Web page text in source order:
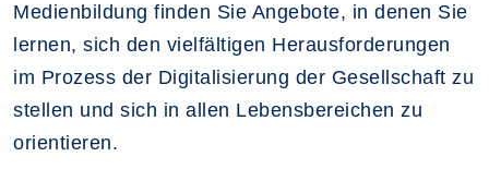
Medienbildung finden Sie Angebote, in denen Sie
lernen, sich den vielfältigen Herausforderungen
im Prozess der Digitalisierung der Gesellschaft zu
stellen und sich in allen Lebensbereichen zu
orientieren.